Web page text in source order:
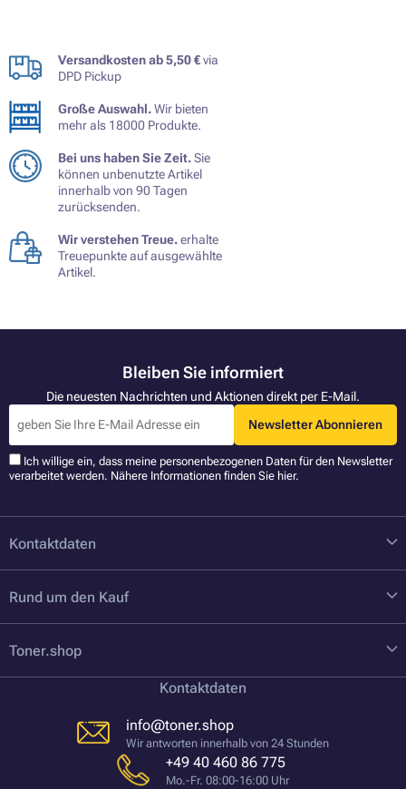
Versandkosten ab 5,50 €via
DPD Pickup
Große Auswahl.Wir bieten
mehr als 18000 Produkte.
Bei uns haben Sie Zeit.Sie
können unbenutzte Artikel
innerhalb von 90 Tagen
zurücksenden.
Wir verstehen Treue.erhalte
Treuepunkte auf ausgewählte
Artikel.
Bleiben Sie informiert
Die neuesten Nachrichten und Aktionen direkt per E-Mail.
Newsletter Abonnieren
Ich willige ein, dass meine personenbezogenen Daten für den Newsletter
verarbeitet werden. Nähere Informationen finden Sie hier.
Kontaktdaten
Rund um den Kauf
Toner.shop
Kontaktdaten
info@toner.shop
Wir antworten innerhalb von 24 Stunden
+49 40 460 86 775
Mo.-Fr. 08:00-16:00 Uhr